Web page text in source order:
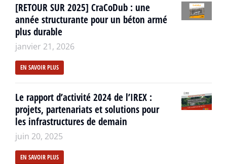
[RETOUR SUR 2025] CraCoDub : une
année structurante pour un béton armé
plus durable
janvier 21, 2026
EN SAVOIR PLUS
Le rapport d’activité 2024 de l’IREX :
projets, partenariats et solutions pour
les infrastructures de demain
juin 20, 2025
EN SAVOIR PLUS